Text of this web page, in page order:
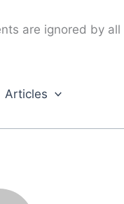
are ignored by all
Articles